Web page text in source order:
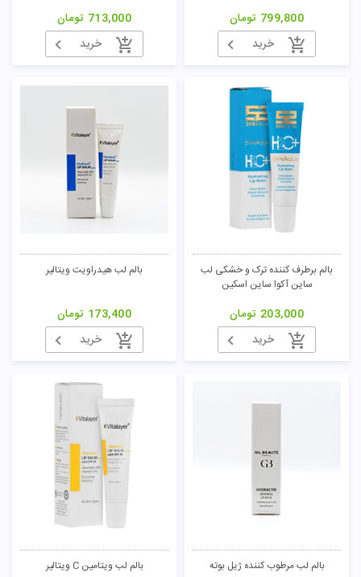
799,800 تومان
خرید
713,000 تومان
خرید
بالم برطرف کننده ترک و خشکی لب
ساین آکوا ساین اسکین
203,000 تومان
خرید
بالم لب هیدراویت ویتالیر
173,400 تومان
خرید
بالم لب مرطوب کننده ژیل بوته بالم لب ویتامین C ویتالیر